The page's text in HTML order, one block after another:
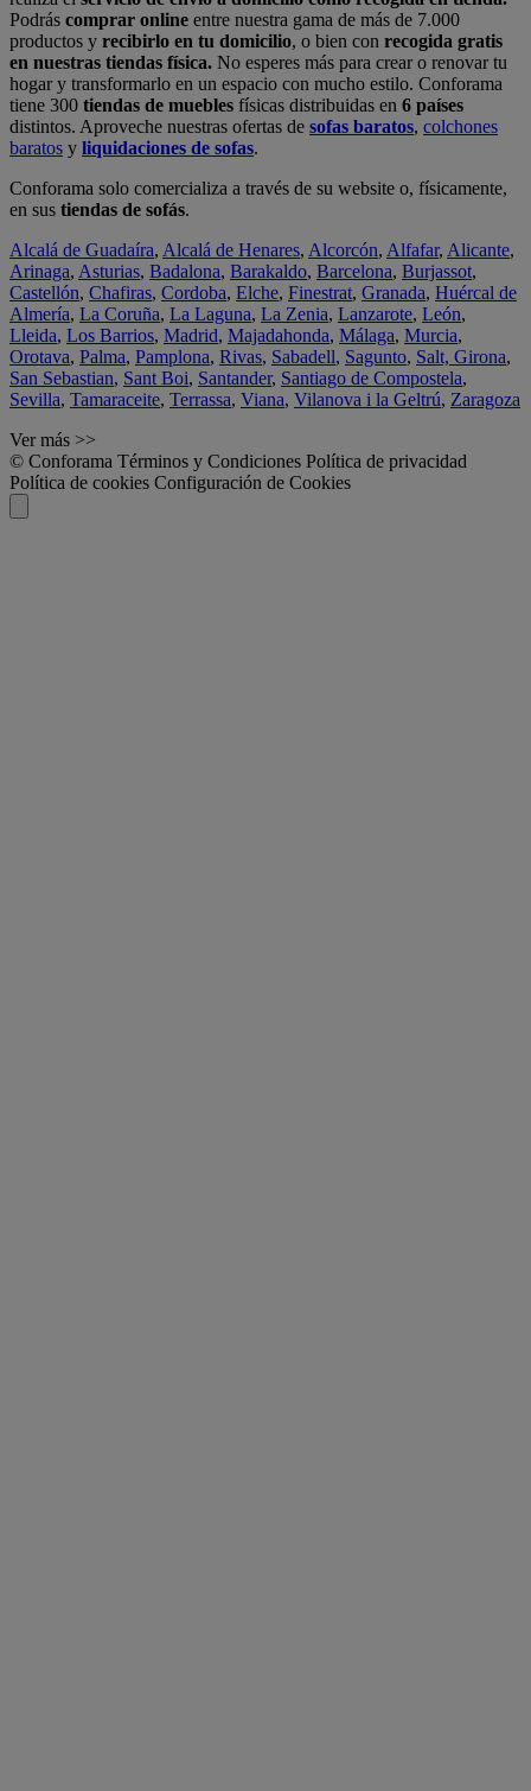
Podrás comprar online entre nuestra gama de más de 7.000
productos y recibirlo en tu domicilio, o bien con recogida gratis
en nuestras tiendas física. No esperes más para crear o renovar tu
hogar y transformarlo en un espacio con mucho estilo. Conforama
tiene 300 tiendas de muebles físicas distribuidas en 6 países
distintos. Aproveche nuestras ofertas de sofas baratos, colchones
baratos y liquidaciones de sofas.
Conforama solo comercializa a través de su website o, físicamente,
en sus tiendas de sofás.
Alcalá de Guadaíra, Alcalá de Henares, Alcorcón, Alfafar, Alicante,
Arinaga, Asturias, Badalona, Barakaldo, Barcelona, Burjassot,
Castellón, Chafiras, Cordoba, Elche, Finestrat, Granada, Huércal de
Almería, La Coruña, La Laguna, La Zenia, Lanzarote, León,
Lleida, Los Barrios, Madrid, Majadahonda, Málaga, Murcia,
Orotava, Palma, Pamplona, Rivas, Sabadell, Sagunto, Salt, Girona,
San Sebastian, Sant Boi, Santander, Santiago de Compostela,
Sevilla, Tamaraceite, Terrassa, Viana, Vilanova i la Geltrú, Zaragoza
Ver más >>
© Conforama Términos y Condiciones Política de privacidad
Política de cookies Configuración de Cookies